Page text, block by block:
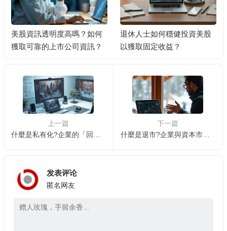
美股資訊透明度高嗎？如何
獲取可靠的上市公司資訊？
退休人士如何穩健投資美股
以獲取固定收益？
上一篇
下一篇
什麼是退市?企業與資本市場的分離
发表评论
匿名网友